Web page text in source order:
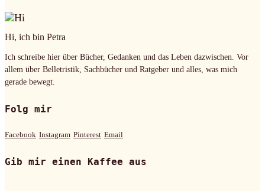
Hi, ich bin Petra
Ich schreibe hier über Bücher, Gedanken und das Leben dazwischen. Vor
allem über Belletristik, Sachbücher und Ratgeber und alles, was mich
gerade bewegt.
Folg mir
Facebook Instagram Pinterest Email
Gib mir einen Kaffee aus